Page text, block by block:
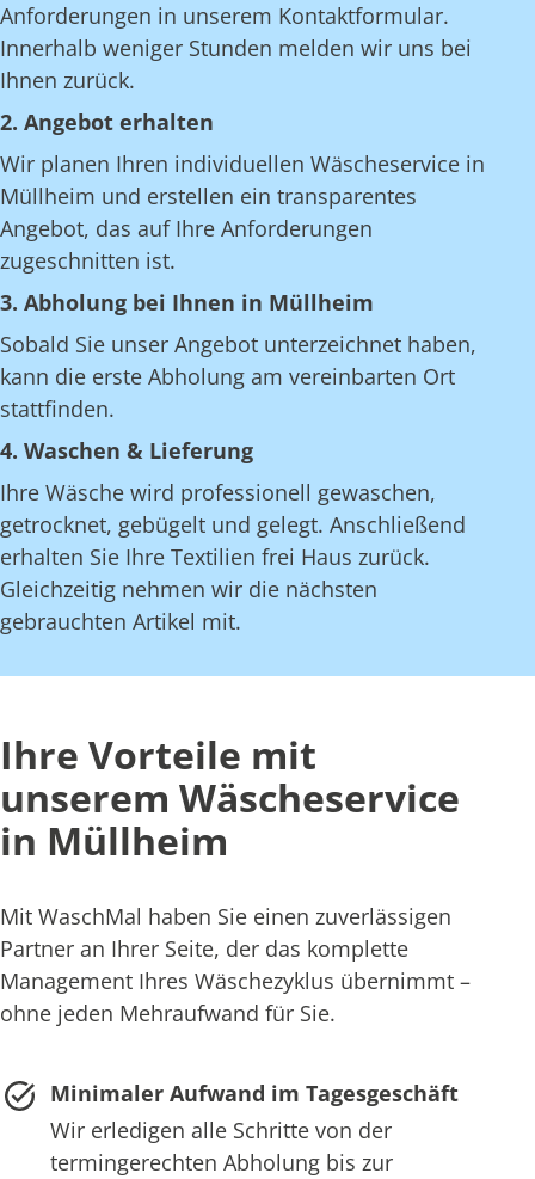
Anforderungen in unserem Kontaktformular.
Innerhalb weniger Stunden melden wir uns bei
Ihnen zurück.
2. Angebot erhalten
Wir planen Ihren individuellen Wäscheservice in
Müllheim und erstellen ein transparentes
Angebot, das auf Ihre Anforderungen
zugeschnitten ist.
3. Abholung bei Ihnen in Müllheim
Sobald Sie unser Angebot unterzeichnet haben,
kann die erste Abholung am vereinbarten Ort
stattfinden.
4. Waschen & Lieferung
Ihre Wäsche wird professionell gewaschen,
getrocknet, gebügelt und gelegt. Anschließend
erhalten Sie Ihre Textilien frei Haus zurück.
Gleichzeitig nehmen wir die nächsten
gebrauchten Artikel mit.
Ihre Vorteile mit
unserem Wäscheservice
in Müllheim
Mit WaschMal haben Sie einen zuverlässigen
Partner an Ihrer Seite, der das komplette
Management Ihres Wäschezyklus übernimmt –
ohne jeden Mehraufwand für Sie.
Minimaler Aufwand im Tagesgeschäft
Wir erledigen alle Schritte von der
termingerechten Abholung bis zur